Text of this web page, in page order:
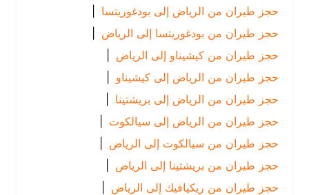
حجز طيران من الرياض إلى بودغوريتسا
|
حجز طيران من بودغوريتسا إلى الرياض
|
حجز طيران من كيشيناو إلى الرياض
|
حجز طيران من الرياض إلى كيشيناو |
حجز طيران من الرياض إلى بريشتينا |
حجز طيران من الرياض إلى سيالكوت |
حجز طيران من سيالكوت إلى الرياض
|
حجز طيران من بريشتينا إلى الرياض
|
حجز طيران من ريكيافيك إلى الرياض
|